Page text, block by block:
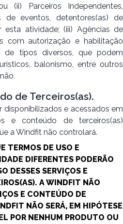
(ii) Parceiros Independentes,
de eventos, detentores(as) de
esta atividade; (iii) Agências de
com autorização e habilitação
de tipos diversos, que podem
balonismo, entre outros
de Terceiros(as).
disponibilizados e acessados em
e conteúdo de terceiros(as)
a Windfit não controlará.
TERMOS DE USO E
DIFERENTES PODERÃO
DESSES SERVIÇOS E
A WINDFIT NÃO
E CONTEÚDO DE
NÃO SERÁ, EM HIPÓTESE
POR NENHUM PRODUTO OU